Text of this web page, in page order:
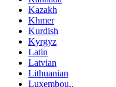
Kazakh
Khmer
Kurdish
Kyrgyz
Latin
Latvian
Lithuanian
Luxembou..